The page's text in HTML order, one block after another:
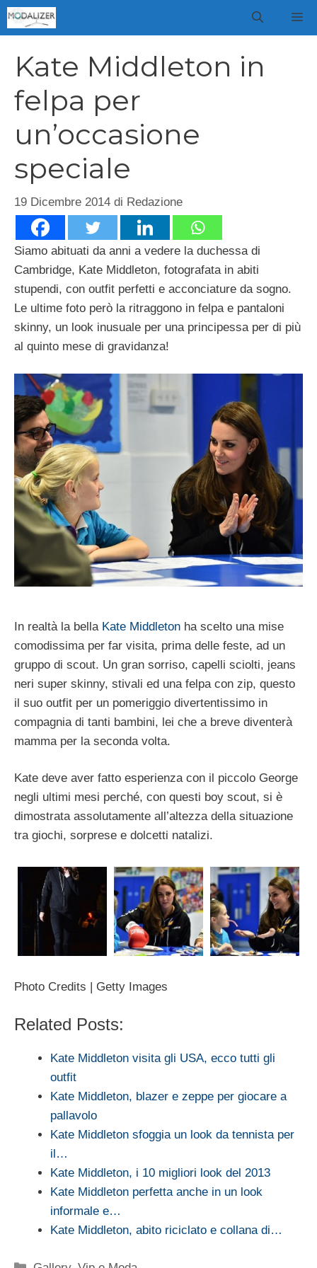
Vai
al
Kate Middleton in
felpa per
un’occasione
speciale
19 Dicembre 2014 di Redazione
Siamo abituati da anni a vedere la duchessa di
Cambridge, Kate Middleton, fotografata in abiti
stupendi, con outfit perfetti e acconciature da sogno.
Le ultime foto però la ritraggono in felpa e pantaloni
skinny, un look inusuale per una principessa per di più
al quinto mese di gravidanza!
In realtà la bella Kate Middleton ha scelto una mise
comodissima per far visita, prima delle feste, ad un
gruppo di scout. Un gran sorriso, capelli sciolti, jeans
neri super skinny, stivali ed una felpa con zip, questo
il suo outfit per un pomeriggio divertentissimo in
compagnia di tanti bambini, lei che a breve diventerà
mamma per la seconda volta.
Kate deve aver fatto esperienza con il piccolo George
negli ultimi mesi perché, con questi boy scout, si è
dimostrata assolutamente all’altezza della situazione
tra giochi, sorprese e dolcetti natalizi.
Photo Credits | Getty Images
Related Posts:
Kate Middleton visita gli USA, ecco tutti gli
outfit
Kate Middleton, blazer e zeppe per giocare a
pallavolo
Kate Middleton sfoggia un look da tennista per
il…
Kate Middleton, i 10 migliori look del 2013
Kate Middleton perfetta anche in un look
informale e…
Kate Middleton, abito riciclato e collana di…